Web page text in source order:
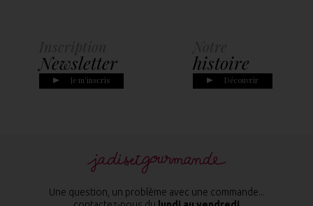
Newsletter
Je m'inscris
histoire
Découvrir
Une question, un problème avec une commande...